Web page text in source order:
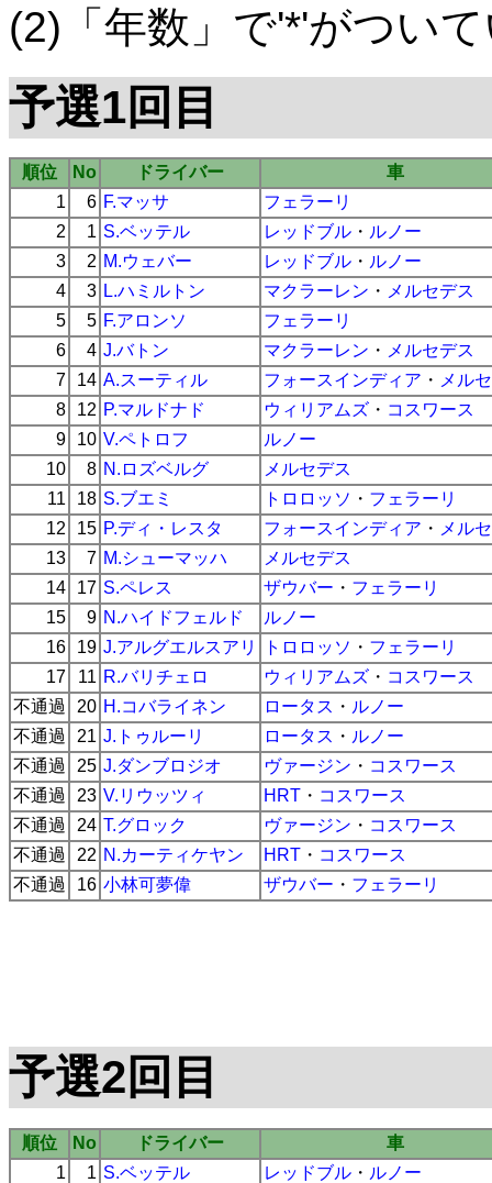
(2)「年数」で'*'がつい
予選1回目
順位 No ドライバー
車
1
6 F.マッサ
フェラーリ
2
1 S.ベッテル レッドブル ・ ルノー
3
2 M.ウェバー レッドブル ・ ルノー
4
3 L.ハミルトン マクラーレン ・ メルセデス
5
5 F.アロンソ
フェラーリ
6
4 J.バトン マクラーレン ・ メルセデス
7
14 A.スーティル フォースインディア ・ メル
8
12 P.マルドナド ウィリアムズ ・ コスワース
9
10 V.ペトロフ
ルノー
10
8 N.ロズベルグ
メルセデス
11
18 S.ブエミ トロロッソ ・ フェラーリ
12
15 P.ディ・レスタ フォースインディア ・ メル
13
7 M.シューマッハ
メルセデス
14
17 S.ペレス ザウバー ・ フェラーリ
15
9 N.ハイドフェルド
ルノー
16
19 J.アルグエルスアリ トロロッソ ・ フェラーリ
17
11 R.バリチェロ ウィリアムズ ・ コスワース
不通過
20 H.コバライネン ロータス ・ ルノー
不通過
21 J.トゥルーリ ロータス ・ ルノー
不通過
25 J.ダンブロジオ ヴァージン ・ コスワース
不通過
23 V.リウッツィ HRT ・ コスワース
不通過
24 T.グロック ヴァージン ・ コスワース
不通過
22 N.カーティケヤン HRT ・ コスワース
不通過
16 小林可夢偉 ザウバー ・ フェラーリ
予選2回目
順位 No ドライバー
車
1
1 S.ベッテル レッドブル ・ ルノー